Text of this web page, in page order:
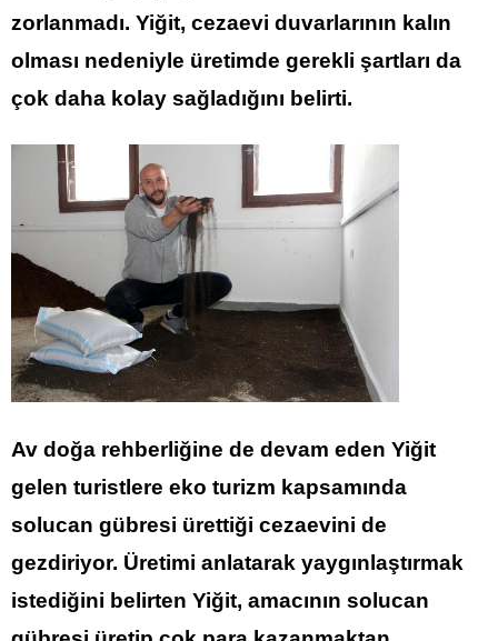
zorlanmadı. Yiğit, cezaevi duvarlarının kalın
olması nedeniyle üretimde gerekli şartları da
çok daha kolay sağladığını belirti.
Av doğa rehberliğine de devam eden Yiğit
gelen turistlere eko turizm kapsamında
solucan gübresi ürettiği cezaevini de
gezdiriyor. Üretimi anlatarak yaygınlaştırmak
istediğini belirten Yiğit, amacının solucan